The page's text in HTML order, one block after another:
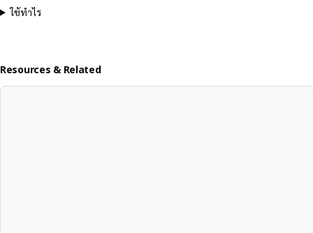
ใช้ทำไร
Resources & Related